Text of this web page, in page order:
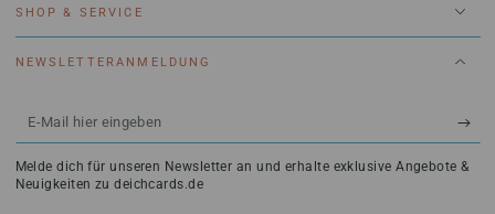
SHOP & SERVICE
NEWSLETTERANMELDUNG
E-
Mail
hier
Melde dich für unseren Newsletter an und erhalte exklusive Angebote &
Neuigkeiten zu deichcards.de